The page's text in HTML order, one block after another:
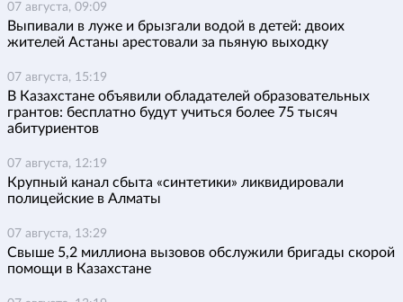
07 августа, 09:09
Выпивали в луже и брызгали водой в детей: двоих
жителей Астаны арестовали за пьяную выходку
07 августа, 15:19
В Казахстане объявили обладателей образовательных
грантов: бесплатно будут учиться более 75 тысяч
абитуриентов
07 августа, 12:19
Крупный канал сбыта «синтетики» ликвидировали
полицейские в Алматы
07 августа, 13:29
Свыше 5,2 миллиона вызовов обслужили бригады скорой
помощи в Казахстане